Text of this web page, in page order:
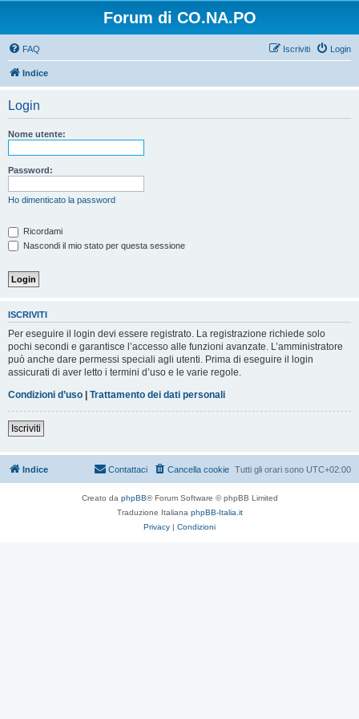
Forum di CO.NA.PO
FAQ Login
Iscriviti
Indice
Login
Nome utente:
Password:
Ho dimenticato la password
Ricordami
Nascondi il mio stato per questa sessione
ISCRIVITI
Per eseguire il login devi essere registrato. La registrazione richiede solo
pochi secondi e garantisce l’accesso alle funzioni avanzate. L’amministratore
può anche dare permessi speciali agli utenti. Prima di eseguire il login
assicurati di aver letto i termini d’uso e le varie regole.
Condizioni d’uso | Trattamento dei dati personali
Iscriviti
Indice Tutti gli orari sono UTC+02:00
Cancella cookie
Contattaci
Creato da phpBB® Forum Software © phpBB Limited
Traduzione Italiana phpBB-Italia.it
Privacy | Condizioni